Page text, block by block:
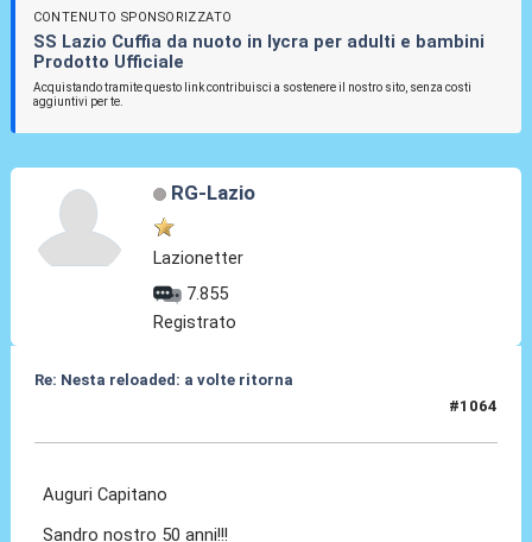
CONTENUTO SPONSORIZZATO
SS Lazio Cuffia da nuoto in lycra per adulti e bambini
Prodotto Ufficiale
Acquistando tramite questo link contribuisci a sostenere il nostro sito, senza costi
aggiuntivi per te.
RG-Lazio
Lazionetter
7.855
Registrato
Re: Nesta reloaded: a volte ritorna
#1064
Auguri Capitano
Sandro nostro 50 anni!!!